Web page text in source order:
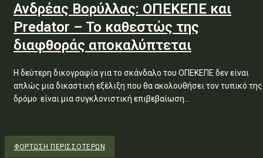
Ανδρέας Βορύλλας: ΟΠΕΚΕΠΕ και
Predator – Το καθεστώς της
διαφθοράς αποκαλύπτεται
Η δεύτερη δικογραφία για το σκάνδαλο του ΟΠΕΚΕΠΕ δεν είναι
απλώς μια δικαστική εξέλιξη που θα ακολουθήσει τον τυπικό της
δρόμο· είναι μια συγκλονιστική επιβεβαίωση...
ΦΌΡΤΩΣΗ ΠΕΡΙΣΣΟΤΈΡΩΝ